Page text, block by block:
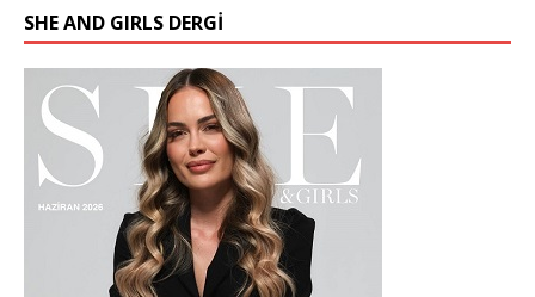
SHE AND GIRLS DERGİ